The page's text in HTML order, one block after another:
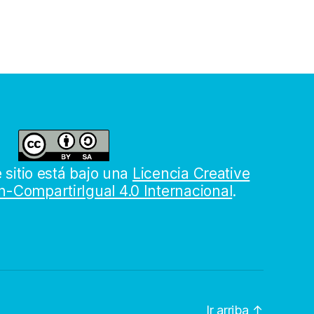
sitio está bajo una Licencia Creative
CompartirIgual 4.0 Internacional .
Ir arriba ↑